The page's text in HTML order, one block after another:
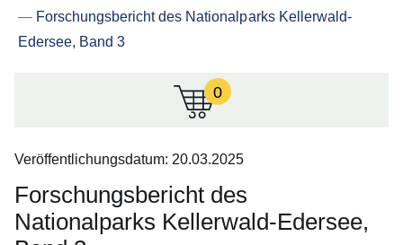
Forschungsbericht des Nationalparks Kellerwald-
Edersee, Band 3
0:Zur
keine
in
Ihrem
Veröffentlichungsdatum: 20.03.2025
Forschungsbericht des
Nationalparks Kellerwald-Edersee,